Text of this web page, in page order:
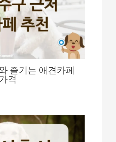
즐기는 애견카페
격